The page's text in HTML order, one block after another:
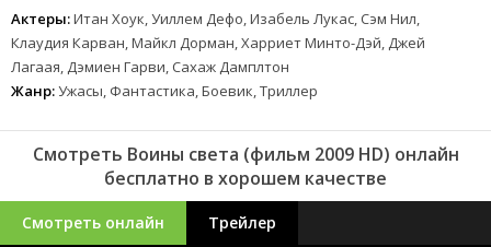
Актеры:Итан Хоук, Уиллем Дефо, Изабель Лукас, Сэм Нил,
Клаудия Карван, Майкл Дорман, Харриет Минто-Дэй, Джей
Лагаая, Дэмиен Гарви, Сахаж Дамплтон
Жанр:Ужасы, Фантастика, Боевик, Триллер
Смотреть Воины света (фильм 2009 HD) онлайн
бесплатно в хорошем качестве
Смотреть онлайн Трейлер